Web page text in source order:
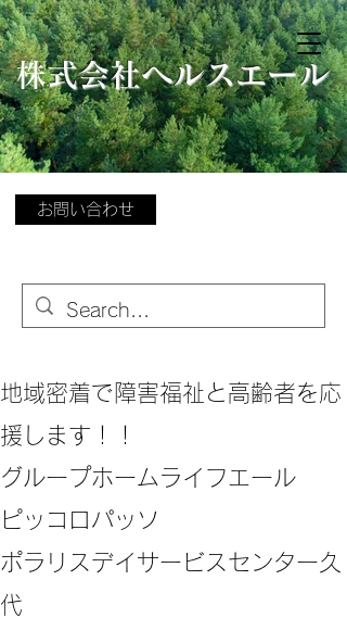
​株式会社ヘルスエール
お問い合わせ
地域密着で障害福祉と高齢者を応
援します！！
グループホームライフエール
ピッコロパッソ
ポラリスデイサービスセンター久
代